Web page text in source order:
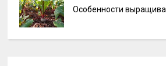
Особенности